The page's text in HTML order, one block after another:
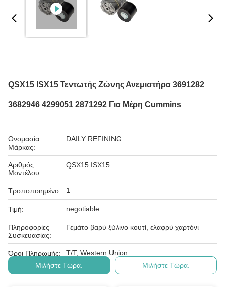
QSX15 ISX15 Τεντωτής Ζώνης Ανεμιστήρα 3691282
3682946 4299051 2871292 Για Μέρη Cummins
Ονομασία
Μάρκας:
DAILY REFINING
Αριθμός
Μοντέλου:
QSX15 ISX15
Τροποποιημένο: 1
Τιμή: negotiable
Πληροφορίες
Συσκευασίας:
Γεμάτο βαρύ ξύλινο κουτί, ελαφρύ χαρτόνι
Όροι Πληρωμής:
T/T, Western Union
Μιλήστε Τώρα.
Μιλήστε Τώρα.